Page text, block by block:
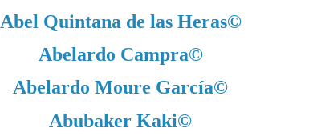
Abel Quintana de las Heras©
Abelardo Campra©
Abelardo Moure García©
Abubaker Kaki©